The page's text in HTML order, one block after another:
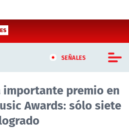
SEÑALES
CHILE
importante premio en
Awards: sólo siete